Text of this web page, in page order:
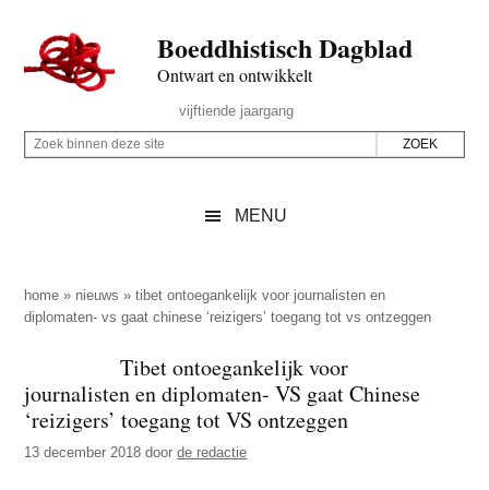
naar
de
inhoud
secondary
naar
de
sidebar
naar
de
Boeddhistisch Dagblad
Ontwart en ontwikkelt
Rechts
vijftiende jaargang
Z
p
d
z
e
s
Z
i
n
n
d
e
MENU
home » nieuws »tibet ontoegankelijk voor journalisten en
diplomaten- vs gaat chinese ‘reizigers’ toegang tot vs ontzeggen
Tibet ontoegankelijk voor
journalisten en diplomaten- VS gaat Chinese
‘reizigers’ toegang tot VS ontzeggen
13 december 2018 doorde redactie